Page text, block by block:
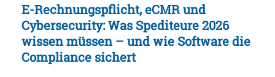
E-Rechnungspflicht, eCMR und
Cybersecurity: Was Spediteure 2026
wissen müssen – und wie Software die
Compliance sichert